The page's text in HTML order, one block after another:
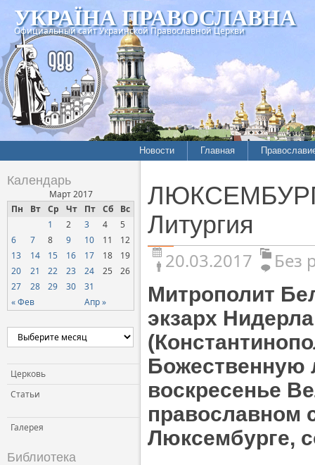
УКРАЇНА ПРАВОСЛАВНА
Официальный сайт Украинской Православной Церкви
Новости Главная
Календарь
Март 2017
Пн
Вт Ср Чт Пт Сб Вс
« Фев Апр »
1 2 3 4
5
6
7 8 9 10 11
12
13
14 15 16 17 18
19
20
21 22 23 24 25
26
27
28 29 30 31
Церковь
Статьи
Галерея
Библиотека
Литургия
20.03.2017
Без
Митрополит
экзарх
Божественную
воскресенье
православном
Люксембурге,